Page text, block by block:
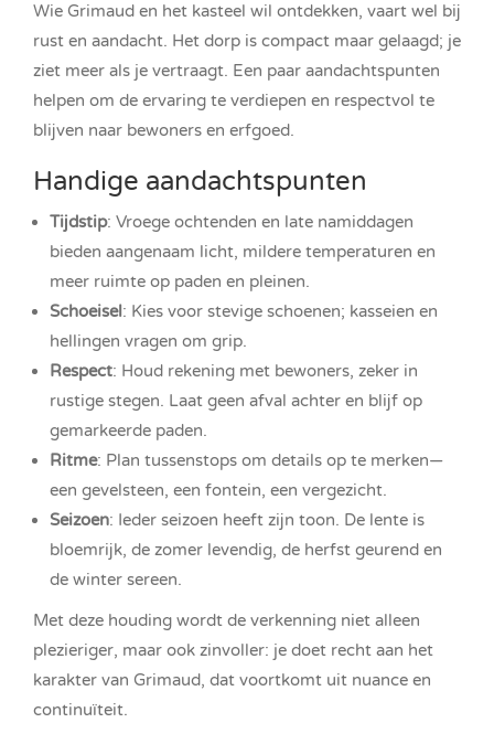
Wie Grimaud en het kasteel wil ontdekken, vaart wel bij
rust en aandacht. Het dorp is compact maar gelaagd; je
ziet meer als je vertraagt. Een paar aandachtspunten
helpen om de ervaring te verdiepen en respectvol te
blijven naar bewoners en erfgoed.
Handige aandachtspunten
Tijdstip: Vroege ochtenden en late namiddagen
bieden aangenaam licht, mildere temperaturen en
meer ruimte op paden en pleinen.
Schoeisel: Kies voor stevige schoenen; kasseien en
hellingen vragen om grip.
Respect: Houd rekening met bewoners, zeker in
rustige stegen. Laat geen afval achter en blijf op
gemarkeerde paden.
Ritme: Plan tussenstops om details op te merken—
een gevelsteen, een fontein, een vergezicht.
Seizoen: Ieder seizoen heeft zijn toon. De lente is
bloemrijk, de zomer levendig, de herfst geurend en
de winter sereen.
Met deze houding wordt de verkenning niet alleen
plezieriger, maar ook zinvoller: je doet recht aan het
karakter van Grimaud, dat voortkomt uit nuance en
continuïteit.